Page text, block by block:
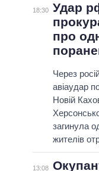
18:30 Удар
про
Через
авіаудар
Новій
загинула
жителів
13:08